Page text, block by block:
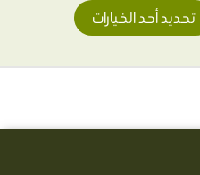
تحديد أحد الخيارات